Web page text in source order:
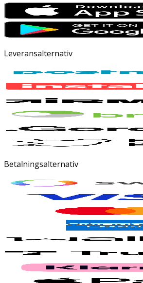
Leveransalternativ
Betalningsalternativ